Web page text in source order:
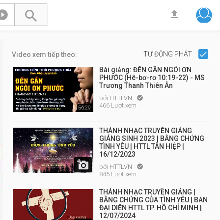
 
Video xem tiếp theo: TỰ ĐỘNG PHÁT
56:29
Bài giảng: ĐẾN GẦN NGÔI ƠN
PHƯỚC (Hê-bơ-rơ 10:19-22) - MS
Trương Thanh Thiên Ân
bởi HTTLVN 
466 Lượt xem

THÁNH NHẠC TRUYỀN GIẢNG
GIÁNG SINH 2023 | BẰNG CHỨNG
TÌNH YÊU | HTTL TÂN HIỆP |
16/12/2023
bởi HTTLVN 
845 Lượt xem
THÁNH NHẠC TRUYỀN GIẢNG |
BẰNG CHỨNG CỦA TÌNH YÊU | BAN
ĐẠI DIỆN HTTL TP. HỒ CHÍ MINH |
12/07/2024